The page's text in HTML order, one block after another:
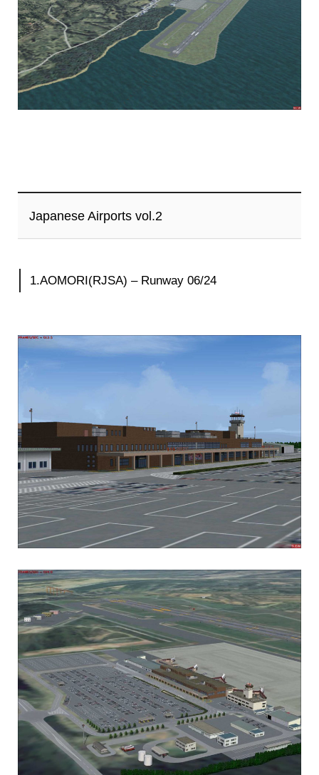
Japanese Airports vol.2
1.AOMORI(RJSA) – Runway 06/24